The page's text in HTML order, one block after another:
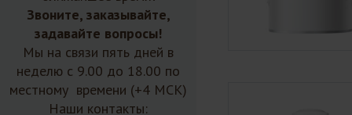
Звоните, заказывайте,
задавайте вопросы!
Мы на связи пять дней в
неделю с 9.00 до 18.00 по
местному времени (+4 МСК)
Наши контакты: